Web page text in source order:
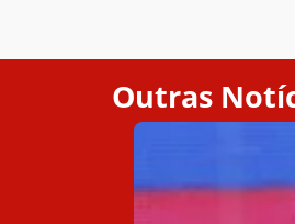
Outras